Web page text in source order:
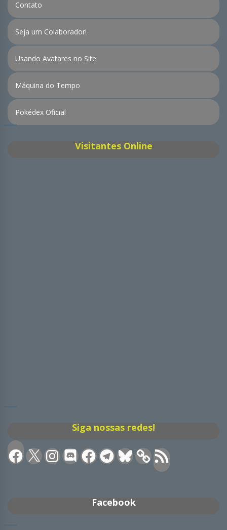
Contato
Seja um Colaborador!
Usando Avatares no Site
Máquina do Tempo
Pokédex Oficial
Visitantes Online
Siga nossas redes!
Facebook
X Instagram
DiscordFacebookTelegramBluesky Feed
RSS
Facebook